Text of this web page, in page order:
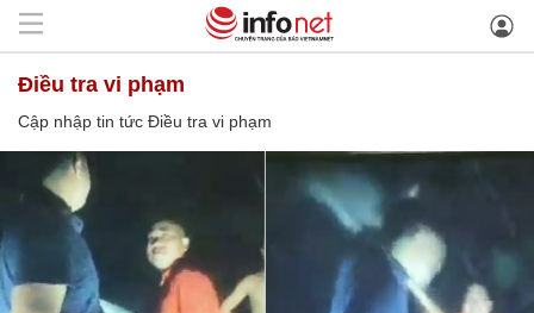
Điều tra vi phạm
Cập nhập tin tức Điều tra vi phạm